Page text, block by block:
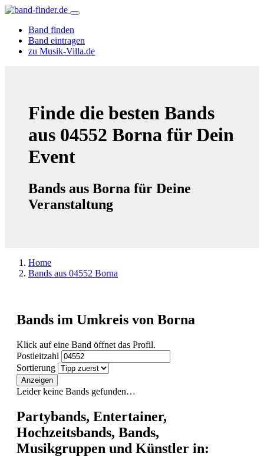
Band finden
Band eintragen
zu Musik-Villa.de
Finde die besten Bands
aus 04552 Borna für Dein
Event
Bands aus Borna für Deine
Veranstaltung
Home
Bands aus 04552 Borna
Bands im Umkreis von Borna
Klick auf eine Band öffnet das Profil.
Postleitzahl
Sortierung
Anzeigen
Leider keine Bands gefunden…
Partybands, Entertainer,
Hochzeitsbands, Bands,
Musikgruppen und Künstler in: